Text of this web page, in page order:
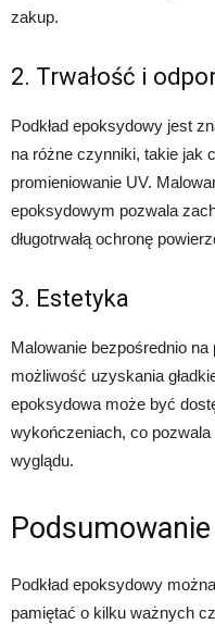
zakup.
2. Trwałość i
Podkład epoksydowy jest
na różne czynniki, takie jak
promieniowanie UV.
epoksydowym pozwala
długotrwałą ochronę
3. Estetyka
Malowanie bezpośrednio
możliwość uzyskania
epoksydowa może być
wykończeniach, co
wyglądu.
Podsumowanie
Podkład epoksydowy
pamiętać o kilku ważnych